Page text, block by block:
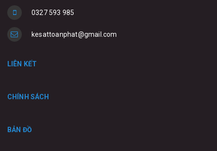
0327 593 985
kesattoanphat@gmail.com
LIÊN KẾT
CHÍNH SÁCH
BẢN ĐỒ